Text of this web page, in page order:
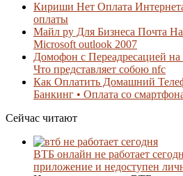
Кириши Нет Оплата
оплаты
Майл ру Для Бизнеса Почта
Microsoft outlook 2007
Домофон с Переадресацией
Что представляет собою nfc
Как Оплатить Домашний
Банкинг • Оплата со
Сейчас читают
ВТБ онлайн не работает
приложение и недоступен